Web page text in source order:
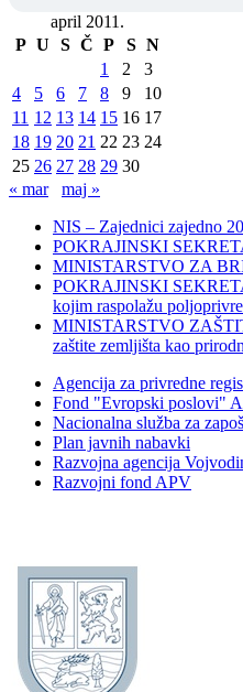
april 2011.
P U S Č P S N
1
2
3
4
5 6 7 8 9
10
11 12 13 14 15 16 17
18 19 20 21 22 23 24
25 26 27 28 29 30
« mar
maj »
NIS – Zajednici zajedno
POKRAJINSKI
MINISTARSTVO ZA
POKRAJINSKI
kojim raspolažu
MINISTARSTVO
zaštite zemljišta kao
Agencija za privredne
Fond "Evropski poslovi"
Nacionalna služba za
Plan javnih nabavki
Razvojna agencija
Razvojni fond APV